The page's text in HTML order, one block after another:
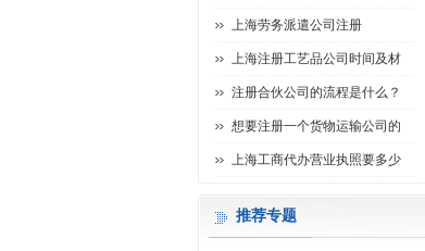
上海劳务派遣公司注册
上海注册工艺品公司时间及材
注册合伙公司的流程是什么？
想要注册一个货物运输公司的
上海工商代办营业执照要多少
推荐专题